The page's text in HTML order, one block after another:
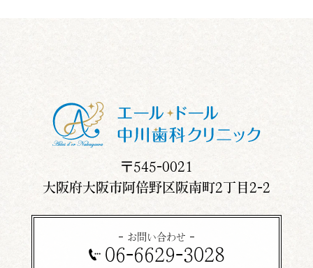
〒545-0021
大阪府大阪市阿倍野区阪南町2丁目2-2
お問い合わせ
06-6629-3028